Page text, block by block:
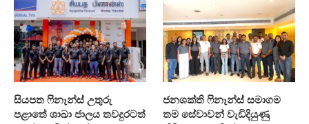
සියපත ෆිනෑන්ස් උතුරු
පළාතේ ශාඛා ජාලය තවදුරටත්
ජනශක්ති ෆිනෑන්ස් සමාගම
තම සේවාවන් වැඩිදියුණු